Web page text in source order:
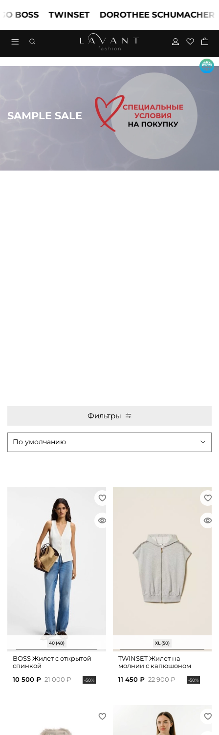
TWINSET DOROTHEE SCHUMACHER
SAMPLE SALE
Фильтры
40 (48)
BOSS Жилет с открытой
спинкой
10 500 ₽ 21 000 ₽ -50%
XL (50)
TWINSET Жилет на
молнии с капюшоном
11 450 ₽ 22 900 ₽ -50%